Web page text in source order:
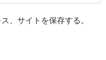
、サイトを保存する。